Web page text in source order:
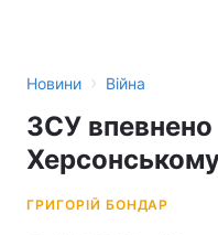
Новини › Війна
ЗСУ
ГРИГОРІЙ БОНДАР